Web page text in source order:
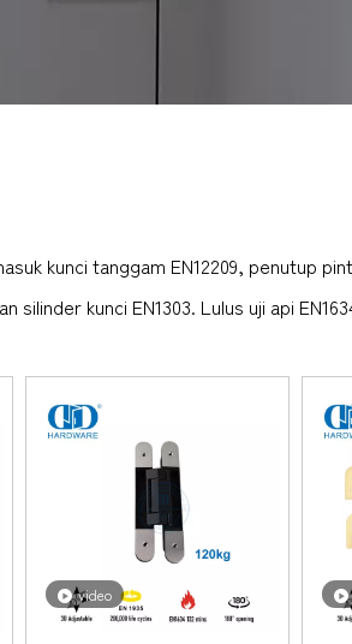
kunci tanggam EN12209, penutup
silinder kunci EN1303. Lulus uji api
video